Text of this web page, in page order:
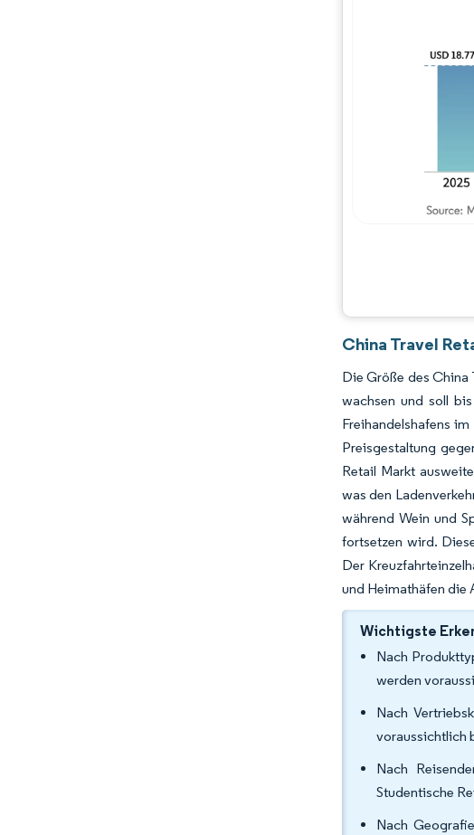
China Travel
Die Größe des China
wachsen und soll
Freihandelshafens
Preisgestaltung
Retail Markt
was den
während Wein und
fortsetzen wird.
Der
und Heimathäfen die
Wichtigste
Nach
werden
Nach
voraussichtlich
Nach
Studentische
Nach